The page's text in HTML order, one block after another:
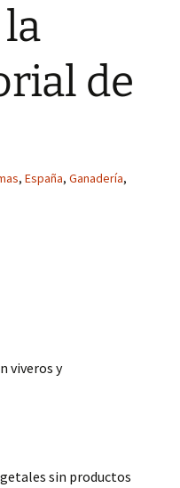
de
, España, Ganadería,
viveros y
sin productos